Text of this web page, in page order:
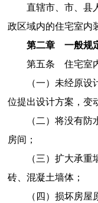
直辖市、市、县人
政区域内的住宅室内
第二章 一般规
第五条 住宅室内
（一）未经原设计
位提出设计方案，变
（二）将没有防水
房间；
（三）扩大承重墙
砖、混凝土墙体；
（四）损坏房屋原